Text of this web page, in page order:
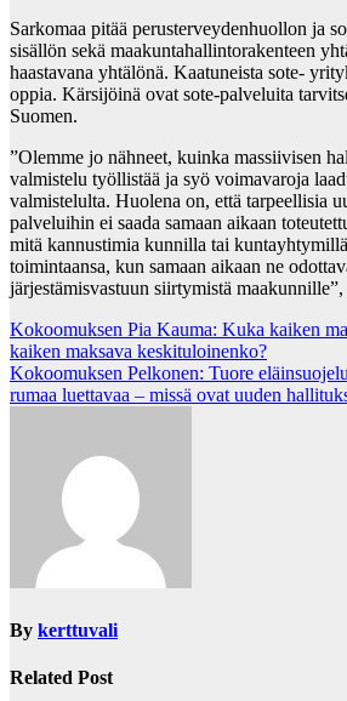
Sarkomaa pitää perusterveydenhuollon ja
sisällön sekä maakuntahallintorakenteen
haastavana yhtälönä. Kaatuneista sote-
oppia. Kärsijöinä ovat sote-palveluita
Suomen.
”Olemme jo nähneet, kuinka massiivisen
valmistelu työllistää ja syö voimavaroja
valmistelulta. Huolena on, että tarpeellisia
palveluihin ei saada samaan aikaan
mitä kannustimia kunnilla tai
toimintaansa, kun samaan aikaan ne
järjestämisvastuun siirtymistä maakunnille”,
Post
navigation
Kokoomuksen Pia Kauma: Kuka kaiken
kaiken maksava keskituloinenko?
Kokoomuksen Pelkonen: Tuore
rumaa luettavaa – missä ovat uuden
By kerttuvali
Related Post